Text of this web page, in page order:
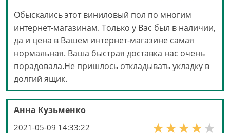
Обыскались этот виниловый пол по многим
интернет-магазинам. Только у Вас был в наличии,
да и цена в Вашем интернет-магазине самая
нормальная. Ваша быстрая доставка нас очень
порадовала.Не пришлось откладывать укладку в
долгий ящик.
Анна Кузьменко
2021-05-09 14:33:22